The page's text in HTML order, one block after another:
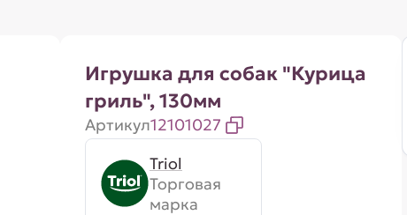
Игрушка для собак "Курица
гриль", 130мм
Артикул12101027
Triol
Торговая
марка